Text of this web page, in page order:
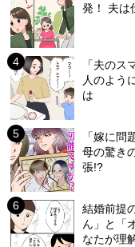
発！ 夫は
「夫の
人のよう
は
「嫁に
母の驚き
張!?
結婚前提
ん」と「
なたが理